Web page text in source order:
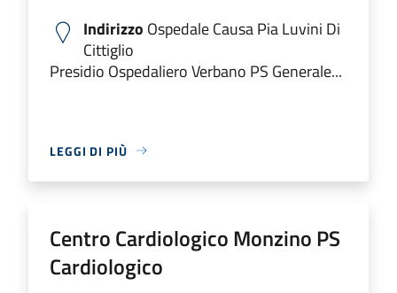
Indirizzo Ospedale Causa Pia Luvini Di
Cittiglio
Presidio Ospedaliero Verbano PS Generale...
LEGGI DI PIÙ
Centro Cardiologico Monzino PS
Cardiologico